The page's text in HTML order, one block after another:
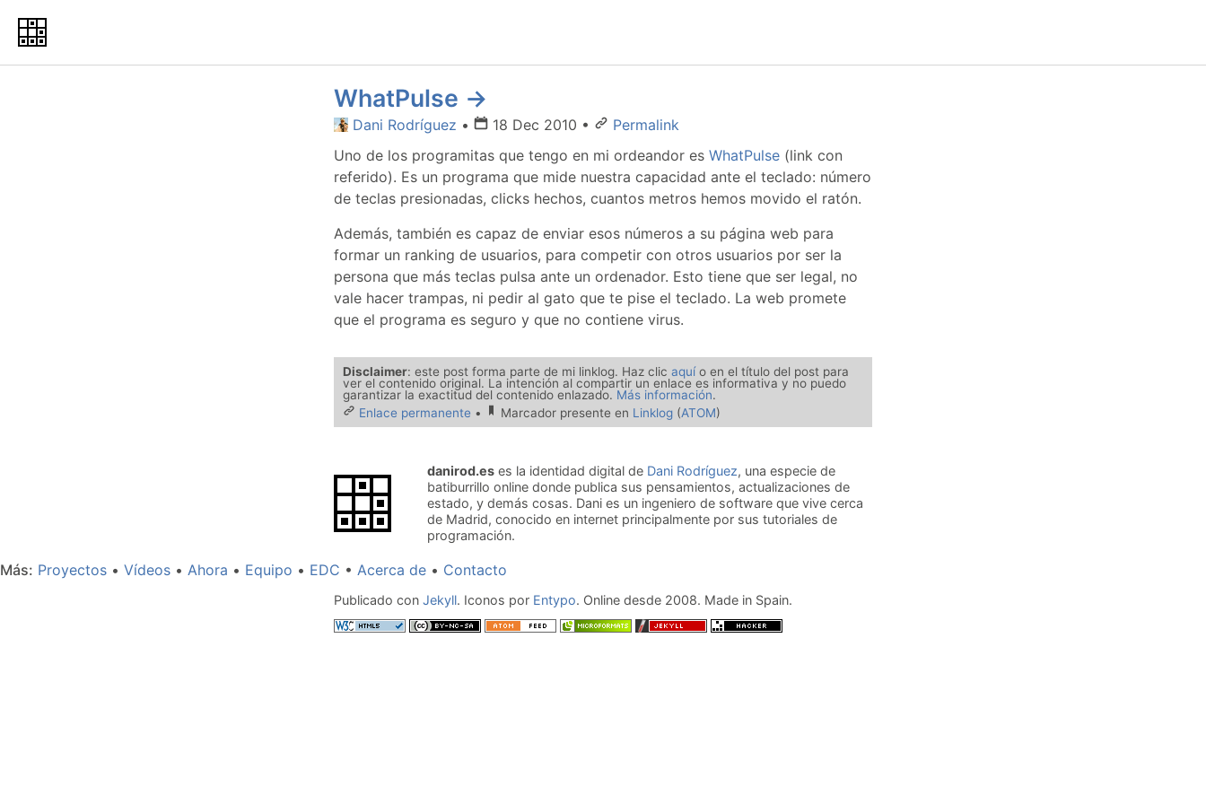
WhatPulse →
Dani Rodríguez • 18 Dec 2010 •
Permalink
Uno de los programitas que tengo en mi ordeandor es WhatPulse (link con
referido). Es un programa que mide nuestra capacidad ante el teclado: número
de teclas presionadas, clicks hechos, cuantos metros hemos movido el ratón.
Además, también es capaz de enviar esos números a su página web para
formar un ranking de usuarios, para competir con otros usuarios por ser la
persona que más teclas pulsa ante un ordenador. Esto tiene que ser legal, no
vale hacer trampas, ni pedir al gato que te pise el teclado. La web promete
que el programa es seguro y que no contiene virus.
Disclaimer: este post forma parte de mi linklog. Haz clic aquío en el título del post para
ver el contenido original. La intención al compartir un enlace es informativa y no puedo
garantizar la exactitud del contenido enlazado. Más información.
Enlace permanente • Marcador presente en Linklog (ATOM)
danirod.es es la identidad digital de Dani Rodríguez, una especie de
batiburrillo online donde publica sus pensamientos, actualizaciones de
estado, y demás cosas. Dani es un ingeniero de software que vive cerca
de Madrid, conocido en internet principalmente por sus tutoriales de
programación.
Más Proyectos Vídeos Ahora Equipo EDC Acerca de Contacto
Publicado con Jekyll. Iconos por Entypo. Online desde 2008. Made in Spain.